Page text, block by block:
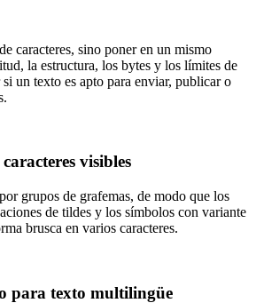
caracteres, sino poner en un mismo
la estructura, los bytes y los límites de
un texto es apto para enviar, publicar o
visibles
grupos de grafemas, de modo que los
de tildes y los símbolos con variante
brusca en varios caracteres.
para texto multilingüe